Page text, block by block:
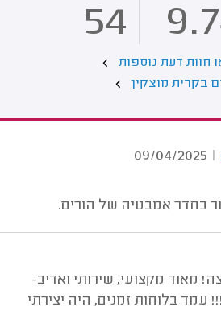
54
חוות דעת נוספות
בקרית מוצקין
|
09/04/2025
בחדר אמבטיה של הורים.
מאוד מקצועי, שירותי ואדיב-
עמד בלוחות זמנים, היה יצירתי